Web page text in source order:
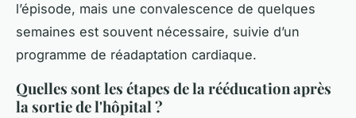
l’épisode, mais une convalescence de quelques
semaines est souvent nécessaire, suivie d’un
programme de réadaptation cardiaque.
Quelles sont les étapes de la rééducation après
la sortie de l'hôpital ?